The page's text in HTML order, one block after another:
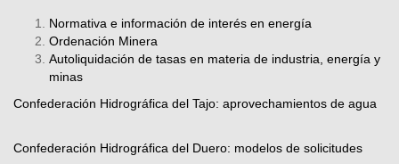
Normativa e información de interés en energía
Ordenación Minera
Autoliquidación de tasas en materia de industria, energía y
minas
Confederación Hidrográfica del Tajo: aprovechamientos de agua
Confederación Hidrográfica del Duero: modelos de solicitudes